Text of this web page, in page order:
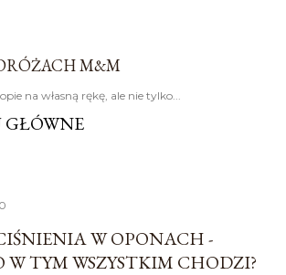
M&M
na własną rękę, ale nie tylko...
W OPONACH -
W TYM WSZYSTKIM CHODZI?